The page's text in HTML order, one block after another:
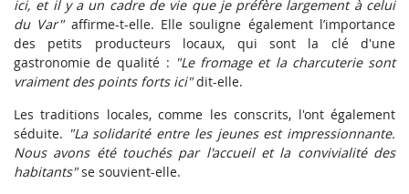
ici, et il y a un cadre de vie que je préfère largement à celui
du Var"affirme-t-elle. Elle souligne également l’importance
des petits producteurs locaux, qui sont la clé d'une
gastronomie de qualité : "Le fromage et la charcuterie sont
vraiment des points forts ici"dit-elle.
Les traditions locales, comme les conscrits, l'ont également
séduite. "La solidarité entre les jeunes est impressionnante.
Nous avons été touchés par l'accueil et la convivialité des
habitants"se souvient-elle.